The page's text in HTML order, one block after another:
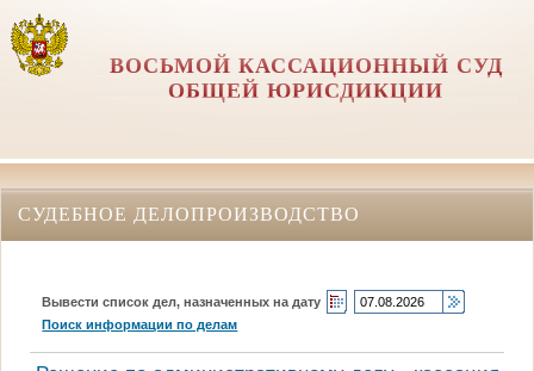
ВОСЬМОЙ КАССАЦИОННЫЙ СУД
ОБЩЕЙ ЮРИСДИКЦИИ
СУДЕБНОЕ ДЕЛОПРОИЗВОДСТВО
Вывести список дел, назначенных на дату
Поиск информации по делам